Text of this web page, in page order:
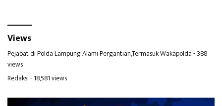
Views
Pejabat di Polda Lampung Alami Pergantian,Termasuk Wakapolda- 388
views
Redaksi- 18,581 views